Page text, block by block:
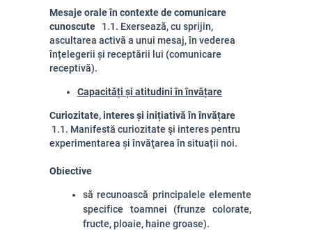
Mesaje orale în contexte de comunicare
cunoscute 1.1. Exersează, cu sprijin,
ascultarea activă a unui mesaj, în vederea
înțelegerii și receptării lui (comunicare
receptivă).
Capacități și atitudini în învățare
Curiozitate, interes și inițiativă în învățare
1.1. Manifestă curiozitate şi interes pentru
experimentarea și învăţarea în situații noi.
Obiective
să recunoască principalele elemente
specifice toamnei (frunze colorate,
fructe, ploaie, haine groase).